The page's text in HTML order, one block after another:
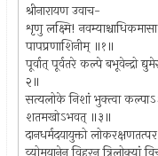
श्रीनारायण उवाच-
शृणु लक्ष्मि!
पापप्रणाशिनीम् ॥१॥
पूर्वात् पूर्वतरे कल्पे
२॥
सत्यलोके निशां भुक्त्वा
शतमखोऽभवत् ॥३॥
दानधर्मदयायुक्तो